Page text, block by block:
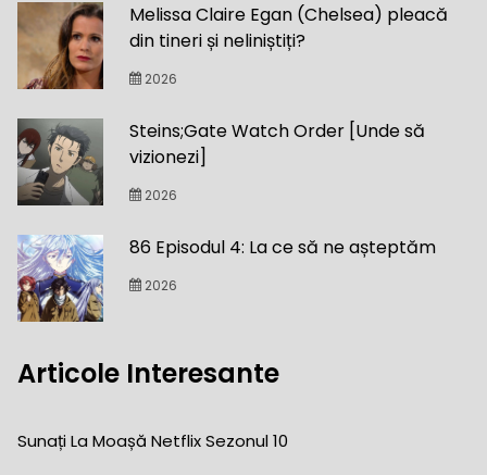
Melissa Claire Egan (Chelsea) pleacă
din tineri și neliniștiți?
2026
Steins;Gate Watch Order [Unde să
vizionezi]
2026
86 Episodul 4: La ce să ne așteptăm
2026
Articole Interesante
Sunați La Moașă Netflix Sezonul 10